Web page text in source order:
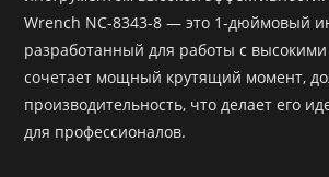
Wrench NC-8343-8 — это 1-дюймовый
разработанный для работы с
сочетает мощный крутящий момент,
производительность, что делает его
для профессионалов.